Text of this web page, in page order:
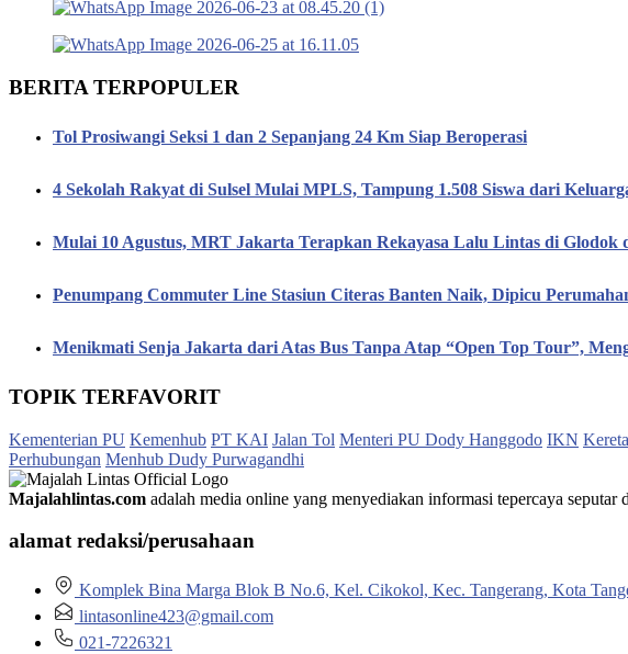
BERITA TERPOPULER
Tol Prosiwangi Seksi 1 dan 2 Sepanjang 24 Km Siap Beroperasi
4 Sekolah Rakyat di Sulsel Mulai MPLS, Tampung 1.508 Siswa dari
Mulai 10 Agustus, MRT Jakarta Terapkan Rekayasa Lalu Lintas di Glodok
Penumpang Commuter Line Stasiun Citeras Banten Naik, Dipicu
Menikmati Senja Jakarta dari Atas Bus Tanpa Atap “Open Top Tour”,
TOPIK TERFAVORIT
Kementerian PU Kemenhub PT KAI Jalan Tol Menteri PU Dody Hanggodo IKN
Perhubungan Menhub Dudy Purwagandhi
Majalahlintas.com adalah media online yang menyediakan informasi tepercaya
alamat redaksi/perusahaan
Komplek Bina Marga Blok B No.6, Kel. Cikokol, Kec. Tangerang, Kota
lintasonline423@gmail.com
021-7226321